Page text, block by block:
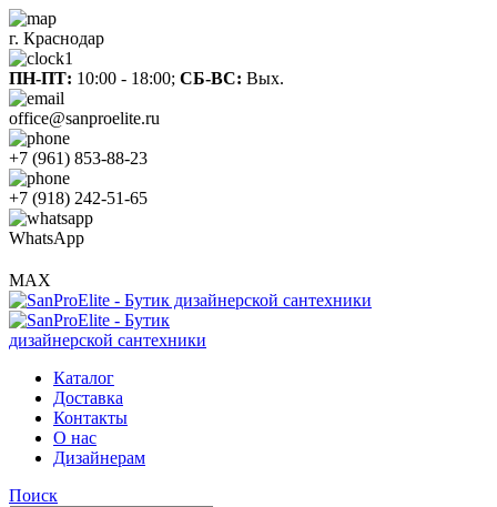
г. Краснодар
ПН-ПТ: 10:00 - 18:00; СБ-ВС: Вых.
office@sanproelite.ru
+7 (961) 853-88-23
+7 (918) 242-51-65
WhatsApp
MAX
Каталог
Доставка
Контакты
О нас
Дизайнерам
Поиск